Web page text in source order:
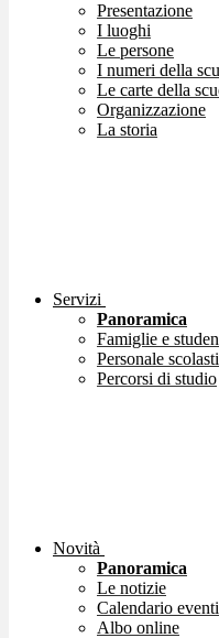
Presentazione
I luoghi
Le persone
I numeri della
Le carte della
Organizzazione
La storia
Servizi
Panoramica
Famiglie e
Personale
Percorsi di studio
Novità
Panoramica
Le notizie
Calendario eventi
Albo online